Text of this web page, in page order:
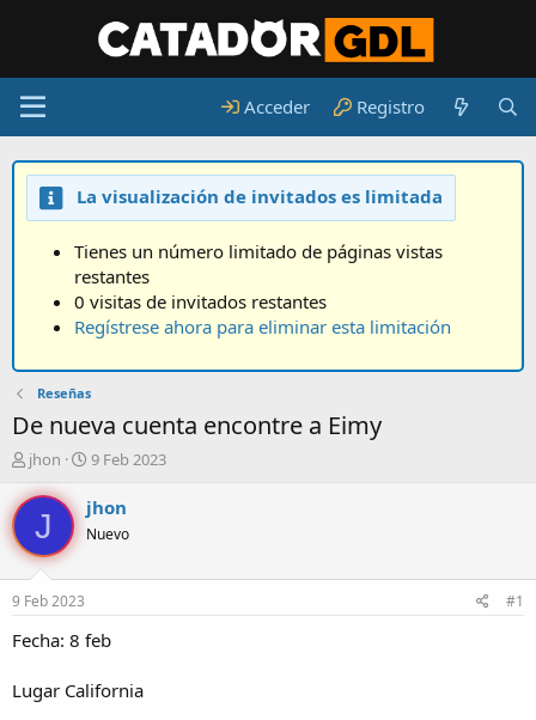
Acceder Registro
La visualización de invitados es limitada
Tienes un número limitado de páginas vistas
restantes
0 visitas de invitados restantes
Regístrese ahora para eliminar esta limitación
Reseñas
De nueva cuenta encontre a Eimy
A
t
d
e
l
e
a
jhon
F
c
h
a
e
n
i
i
9 Feb 2023
J jhon
Nuevo
9 Feb 2023 #1
Fecha: 8 feb
Lugar California